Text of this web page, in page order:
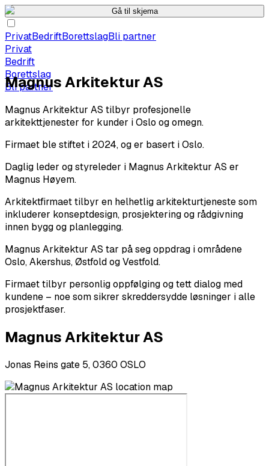
Gå til skjema
PrivatBedriftBorettslagBli partner
Privat
Bedrift
Borettslag
Bli partner
Magnus Arkitektur AS
Magnus Arkitektur AS tilbyr profesjonelle
arkitekttjenester for kunder i Oslo og omegn.
Firmaet ble stiftet i 2024, og er basert i Oslo.
Daglig leder og styreleder i Magnus Arkitektur AS er
Magnus Høyem.
Arkitektfirmaet tilbyr en helhetlig arkitekturtjeneste som
inkluderer konseptdesign, prosjektering og rådgivning
innen bygg og planlegging.
Magnus Arkitektur AS tar på seg oppdrag i områdene
Oslo, Akershus, Østfold og Vestfold.
Firmaet tilbyr personlig oppfølging og tett dialog med
kundene – noe som sikrer skreddersydde løsninger i alle
prosjektfaser.
Magnus Arkitektur AS
Jonas Reins gate 5, 0360 OSLO